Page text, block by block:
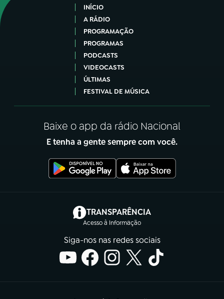
INÍCIO
A RÁDIO
PROGRAMAÇÃO
PROGRAMAS
PODCASTS
VIDEOCASTS
ÚLTIMAS
FESTIVAL DE MÚSICA
Baixe o app da rádio Nacional
E tenha a gente sempre com você.
TRANSPARÊNCIA
Acesso à Informação
(abre em nova aba)
Siga-nos nas redes sociais